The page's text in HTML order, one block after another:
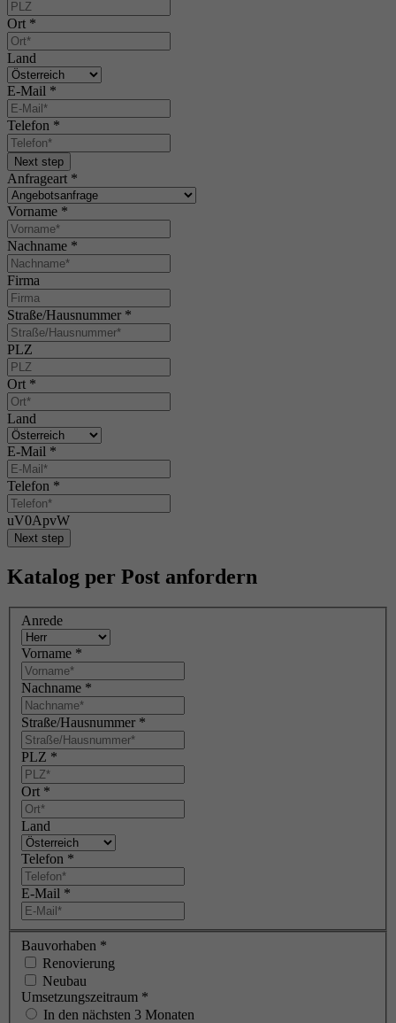
Ort *
Land
E-Mail *
Telefon *
Next step
Anfrageart *
Vorname *
Nachname *
Firma
Straße/Hausnummer *
PLZ
Ort *
Land
E-Mail *
Telefon *
uV0ApvW
Next step
Katalog per Post anfordern
Anrede
Vorname *
Nachname *
Straße/Hausnummer *
PLZ *
Ort *
Land
Telefon *
E-Mail *
Bauvorhaben *
Renovierung
Neubau
Umsetzungszeitraum *
In den nächsten 3 Monaten